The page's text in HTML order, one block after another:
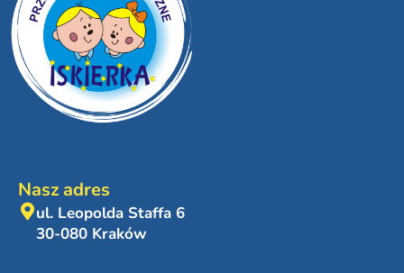
Nasz adres
ul. Leopolda Staffa 6
30-080 Kraków